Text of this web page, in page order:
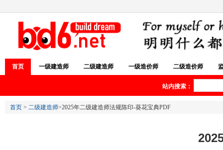
首页 一级建造师 二级建造师 一级造价师 二级造价师
站内搜索：
首页 > 二级建造师>2025年二级建造师法规陈印-葵花宝典PDF